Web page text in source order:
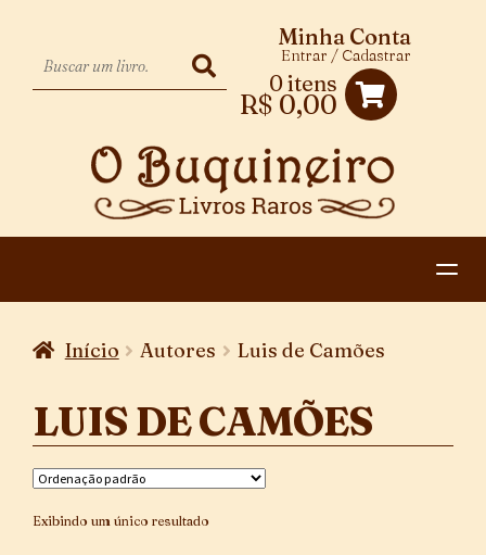
0 itens
R$ 0,00
Minha Conta
Entrar / Cadastrar
DESCENDENTE
PAGAMENTO E ENTREGA
Início Autores Luis de Camões
LUIS DE CAMÕES
Exibindo um único resultado